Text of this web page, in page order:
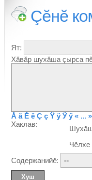
Çĕнĕ
Ят:
Хăвăр шухăша çырса
Ă ă Ĕ ĕ Ç ç Ÿ ÿ Ӳ ӳ « ... »
Хаклав:
Содержанийĕ: